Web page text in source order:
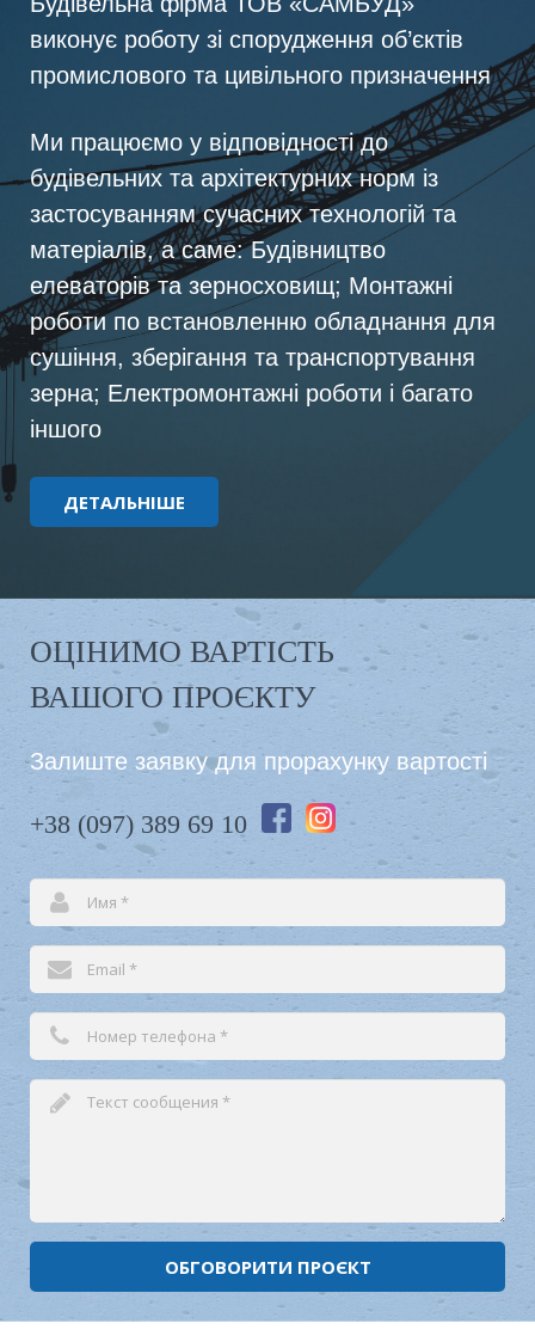
виконує роботу зі спорудження об’єктів
промислового та цивільного призначення
Ми працюємо у відповідності до
будівельних та архітектурних норм із
застосуванням сучасних технологій та
матеріалів, а саме: Будівництво
елеваторів та зерносховищ; Монтажні
роботи по встановленню обладнання для
сушіння, зберігання та транспортування
зерна; Електромонтажні роботи і багато
іншого
ДЕТАЛЬНІШЕ
ОЦІНИМО ВАРТІСТЬ
ВАШОГО ПРОЄКТУ
Залиште заявку для прорахунку вартості
+38 (097) 389 69 10
ОБГОВОРИТИ ПРОЄКТ